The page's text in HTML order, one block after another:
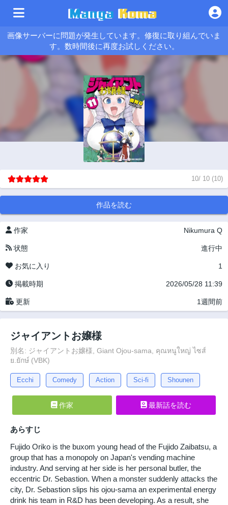
画像サーバーに問題が発生しています。修復に取り組んでいま
す。数時間後に再度お試しください。
10/ 10 (10)
作品を読む
作家 Nikumura Q
状態 進行中
お気に入り 1
掲載時期 2026/05/28 11:39
更新 1週間前
ジャイアントお嬢様
別名: ジャイアントお嬢様, Giant Ojou-sama, คุณหนูใหญ่ ไซส์
ย.ยักษ์ (VBK)
Ecchi Comedy Action Sci-fi Shounen
作家 最新話を読む
あらすじ
Fujido Oriko is the buxom young head of the Fujido Zaibatsu, a
group that has a monopoly on Japan's vending machine
industry. And serving at her side is her personal butler, the
eccentric Dr. Sebastion. When a monster suddenly attacks the
city, Dr. Sebastion slips his ojou-sama an experimental energy
drink his team in R&D has been developing. As a result, she